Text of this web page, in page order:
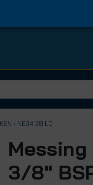
› NE34 38 LC
3/8"